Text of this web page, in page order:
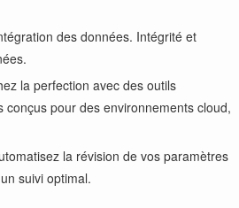
des données. Intégrité et
la perfection avec des outils
conçus pour des environnements cloud,
la révision de vos paramètres
suivi optimal.